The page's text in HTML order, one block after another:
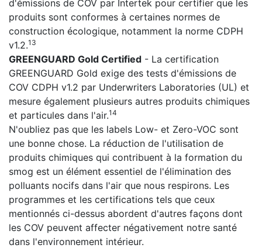
d'émissions de COV par Intertek pour certifier que les
produits sont conformes à certaines normes de
construction écologique, notamment la norme CDPH
v1.2.13
GREENGUARD Gold Certified - La certification
GREENGUARD Gold exige des tests d'émissions de
COV CDPH v1.2 par Underwriters Laboratories (UL) et
mesure également plusieurs autres produits chimiques
et particules dans l'air.14
N'oubliez pas que les labels Low- et Zero-VOC sont
une bonne chose. La réduction de l'utilisation de
produits chimiques qui contribuent à la formation du
smog est un élément essentiel de l'élimination des
polluants nocifs dans l'air que nous respirons. Les
programmes et les certifications tels que ceux
mentionnés ci-dessus abordent d'autres façons dont
les COV peuvent affecter négativement notre santé
dans l'environnement intérieur.